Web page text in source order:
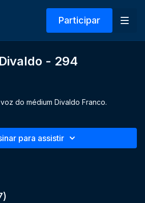
Participar
- 294
do médium Divaldo Franco.
para assistir
)